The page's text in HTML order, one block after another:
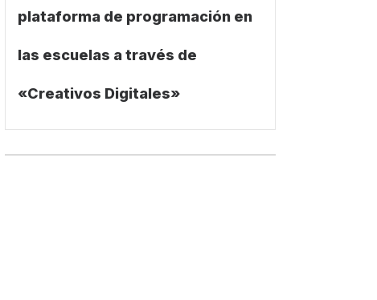
plataforma de programación en
las escuelas a través de
«Creativos Digitales»